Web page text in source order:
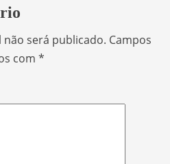
não será publicado. Campos
com *